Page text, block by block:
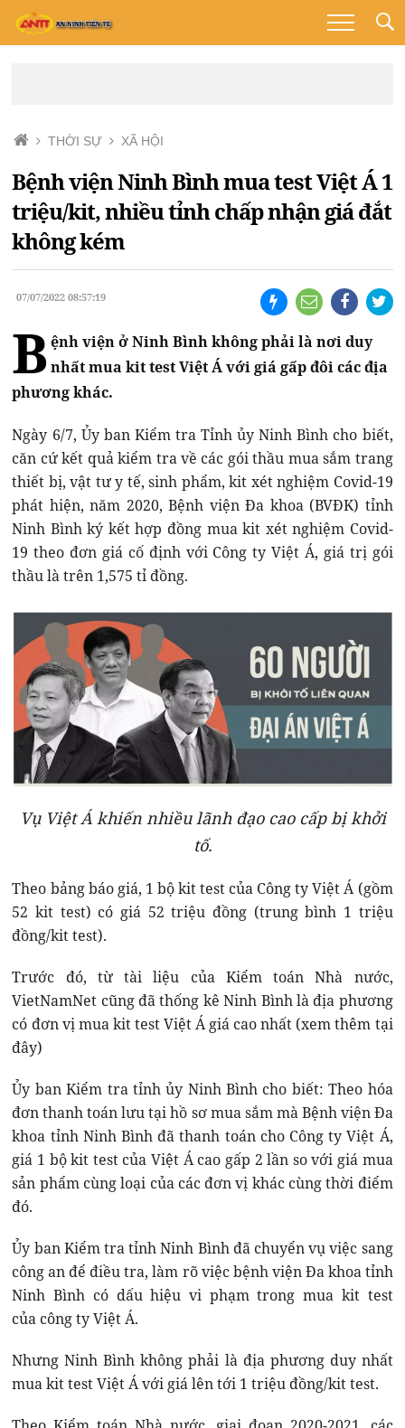
THỜI SỰ XÃ HỘI
Bệnh viện Ninh Bình mua test Việt Á 1
triệu/kit, nhiều tỉnh chấp nhận giá đắt
không kém
07/07/2022 08:57:19
B ệnh viện ở Ninh Bình không phải là nơi duy
nhất mua kit test Việt Á với giá gấp đôi các địa
phương khác.
Ngày 6/7, Ủy ban Kiểm tra Tỉnh ủy Ninh Bình cho biết,
căn cứ kết quả kiểm tra về các gói thầu mua sắm trang
thiết bị, vật tư y tế, sinh phẩm, kit xét nghiệm Covid-19
phát hiện, năm 2020, Bệnh viện Đa khoa (BVĐK) tỉnh
Ninh Bình ký kết hợp đồng mua kit xét nghiệm Covid-
19 theo đơn giá cố định với Công ty Việt Á, giá trị gói
thầu là trên 1,575 tỉ đồng.
Vụ Việt Á khiến nhiều lãnh đạo cao cấp bị khởi
tố.
Theo bảng báo giá, 1 bộ kit test của Công ty Việt Á (gồm
52 kit test) có giá 52 triệu đồng (trung bình 1 triệu
đồng/kit test).
Trước đó, từ tài liệu của Kiểm toán Nhà nước,
VietNamNet cũng đã thống kê Ninh Bình là địa phương
có đơn vị mua kit test Việt Á giá cao nhất (xem thêm tại
đây)
Ủy ban Kiểm tra tỉnh ủy Ninh Bình cho biết: Theo hóa
đơn thanh toán lưu tại hồ sơ mua sắm mà Bệnh viện Đa
khoa tỉnh Ninh Bình đã thanh toán cho Công ty Việt Á,
giá 1 bộ kit test của Việt Á cao gấp 2 lần so với giá mua
sản phẩm cùng loại của các đơn vị khác cùng thời điểm
đó.
Ủy ban Kiểm tra tỉnh Ninh Bình đã chuyển vụ việc sang
công an để điều tra, làm rõ việc bệnh viện Đa khoa tỉnh
Ninh Bình có dấu hiệu vi phạm trong mua kit test
của công ty Việt Á.
Nhưng Ninh Bình không phải là địa phương duy nhất
mua kit test Việt Á với giá lên tới 1 triệu đồng/kit test.